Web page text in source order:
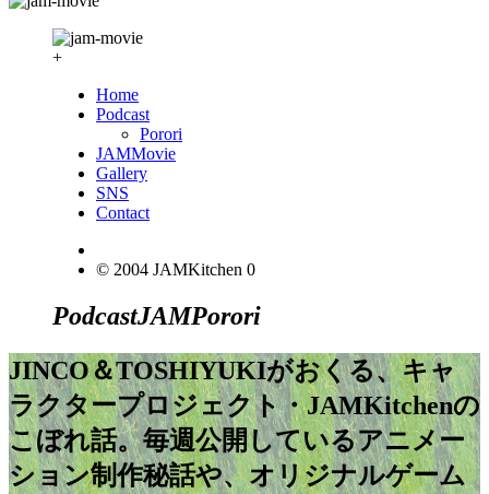
+
Home
Podcast
Porori
JAMMovie
Gallery
SNS
Contact
© 2004 JAMKitchen 0
PodcastJAMPorori
JINCO＆TOSHIYUKIがおくる、キャ
ラクタープロジェクト・JAMKitchenの
こぼれ話。毎週公開しているアニメー
ション制作秘話や、オリジナルゲーム